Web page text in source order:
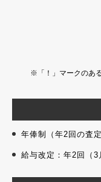
※「！」マークのあ
年俸制（年2回の査定
給与改定：年2回（3